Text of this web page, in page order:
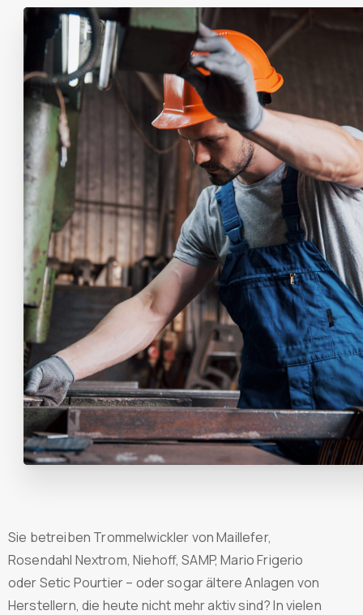
Sie betreiben Trommelwickler von Maillefer,
Rosendahl Nextrom, Niehoff, SAMP, Mario Frigerio
oder Setic Pourtier – oder sogar ältere Anlagen von
Herstellern, die heute nicht mehr aktiv sind? In vielen